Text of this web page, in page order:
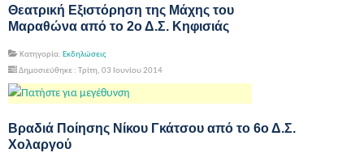
Θεατρική Εξιστόρηση της Μάχης του
Μαραθώνα από το 2ο Δ.Σ. Κηφισιάς
Κατηγορία: Εκδηλώσεις
Δημοσιεύθηκε : Τρίτη, 03 Ιουνίου 2014
Βραδιά Ποίησης Νίκου Γκάτσου από το 6ο Δ.Σ.
Χολαργού